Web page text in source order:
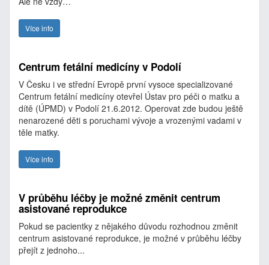
Více info
Centrum fetální medicíny v Podolí
V Česku i ve střední Evropě první vysoce specializované
Centrum fetální medicíny otevřel Ústav pro péči o matku a
dítě (ÚPMD) v Podolí 21.6.2012. Operovat zde budou ještě
nenarozené děti s poruchami vývoje a vrozenými vadami v
těle matky.
Více info
V průběhu léčby je možné změnit centrum
asistované reprodukce
Pokud se pacientky z nějakého důvodu rozhodnou změnit
centrum asistované reprodukce, je možné v průběhu léčby
přejít z jednoho...